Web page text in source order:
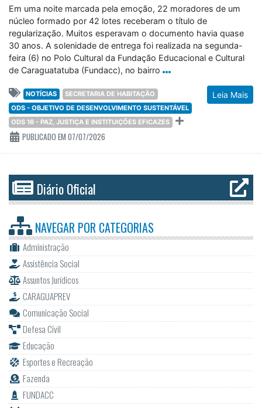
Em uma noite marcada pela emoção, 22 moradores de um
núcleo formado por 42 lotes receberam o título de
regularização. Muitos esperavam o documento havia quase
30 anos. A solenidade de entrega foi realizada na segunda-
feira (6) no Polo Cultural da Fundação Educacional e Cultural
de Caraguatatuba (Fundacc), no bairro
Leia Mais
NOTÍCIAS
SECRETARIA DE HABITAÇÃO
ODS - OBJETIVO DE DESENVOLVIMENTO SUSTENTÁVEL
ODS 16 - PAZ, JUSTIÇA E INSTITUIÇÕES EFICAZES
PUBLICADO EM 07/07/2026
Diário Oficial
NAVEGAR POR CATEGORIAS
Administração
Assistência Social
Assuntos Jurídicos
CARAGUAPREV
Comunicação Social
Defesa Civil
Educação
Esportes e Recreação
Fazenda
FUNDACC